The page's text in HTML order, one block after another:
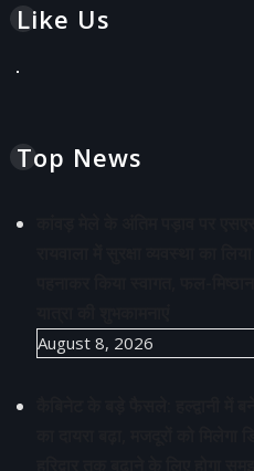
Like Us
Top News
August 8, 2026